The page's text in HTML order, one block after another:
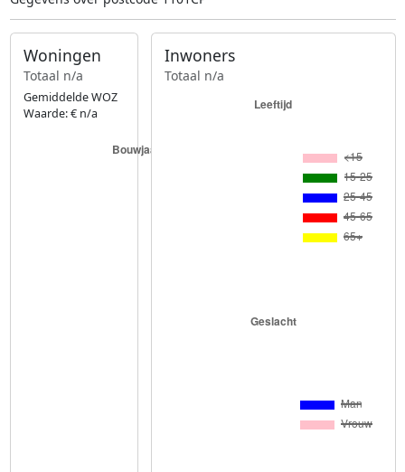
Woningen
Totaal n/a
Gemiddelde WOZ
Waarde: € n/a
Inwoners
Totaal n/a